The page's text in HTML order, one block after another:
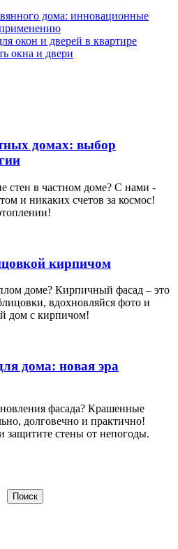
дома: инновационные
окон и дверей в квартире
окна и двери
домах: выбор
стен в частном доме? С нами -
и никаких счетов за космос!
кирпичом
доме? Кирпичный фасад – это
вдохновляйся фото и
дом с кирпичом!
дома: новая эра
фасада? Крашенные
долговечно и практично!
защитите стены от непогоды.
Поиск